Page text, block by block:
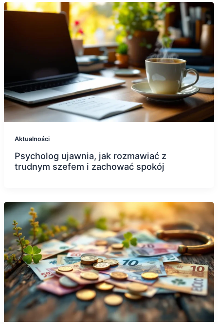
Aktualności
Psycholog ujawnia, jak rozmawiać z
trudnym szefem i zachować spokój